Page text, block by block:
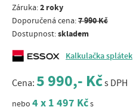
Záruka:2 roky
Doporučená cena:7 990 Kč
Dostupnost:skladem
Kalkulačka splátek
Cena: 5 990,- Kčs DPH
nebo 4 x 1 497 Kčs